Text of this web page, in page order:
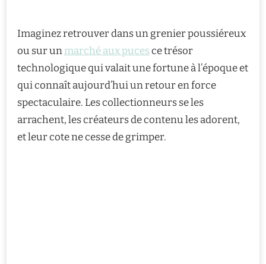
Imaginez retrouver dans un grenier poussiéreux
ou sur unmarché aux pucesce trésor
technologique qui valait une fortune à l’époque et
qui connaît aujourd’hui un retour en force
spectaculaire. Les collectionneurs se les
arrachent, les créateurs de contenu les adorent,
et leur cote ne cesse de grimper.